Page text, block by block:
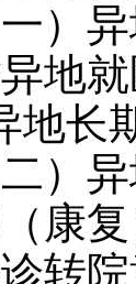
异
地
地长
异
康
转院